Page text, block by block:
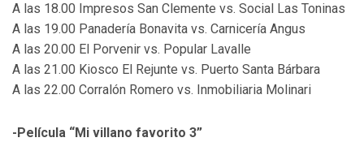
A las 18.00 Impresos San Clemente vs. Social Las Toninas
A las 19.00 Panadería Bonavita vs. Carnicería Angus
A las 20.00 El Porvenir vs. Popular Lavalle
A las 21.00 Kiosco El Rejunte vs. Puerto Santa Bárbara
A las 22.00 Corralón Romero vs. Inmobiliaria Molinari
-Película “Mi villano favorito 3”